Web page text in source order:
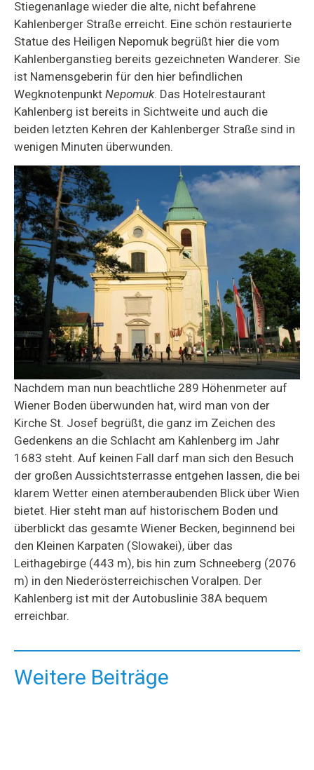
Stiegenanlage wieder die alte, nicht befahrene
Kahlenberger Straße erreicht. Eine schön restaurierte
Statue des Heiligen Nepomuk begrüßt hier die vom
Kahlenberganstieg bereits gezeichneten Wanderer. Sie
ist Namensgeberin für den hier befindlichen
Wegknotenpunkt Nepomuk. Das Hotelrestaurant
Kahlenberg ist bereits in Sichtweite und auch die
beiden letzten Kehren der Kahlenberger Straße sind in
wenigen Minuten überwunden.
Nachdem man nun beachtliche 289 Höhenmeter auf
Wiener Boden überwunden hat, wird man von der
Kirche St. Josef begrüßt, die ganz im Zeichen des
Gedenkens an die Schlacht am Kahlenberg im Jahr
1683 steht. Auf keinen Fall darf man sich den Besuch
der großen Aussichtsterrasse entgehen lassen, die bei
klarem Wetter einen atemberaubenden Blick über Wien
bietet. Hier steht man auf historischem Boden und
überblickt das gesamte Wiener Becken, beginnend bei
den Kleinen Karpaten (Slowakei), über das
Leithagebirge (443 m), bis hin zum Schneeberg (2076
m) in den Niederösterreichischen Voralpen. Der
Kahlenberg ist mit der Autobuslinie 38A bequem
erreichbar.
Weitere Beiträge